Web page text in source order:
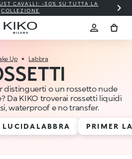
CAVALLI: -30% SU TUTTA LA
COLLEZIONE
Up Labbra
distinguerti o un rossetto nude
Da KIKO troverai rossetti liquidi
waterproof e no transfer.
LUCIDALABBRA PRIMER